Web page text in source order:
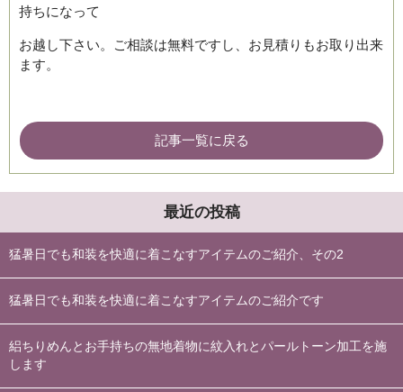
持ちになって
お越し下さい。ご相談は無料ですし、お見積りもお取り出来
ます。
記事一覧に戻る
最近の投稿
猛暑日でも和装を快適に着こなすアイテムのご紹介、その2
猛暑日でも和装を快適に着こなすアイテムのご紹介です
絽ちりめんとお手持ちの無地着物に紋入れとパールトーン加工を施
します